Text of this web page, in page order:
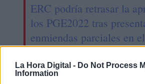
La Hora Digital - Do Not Process
Information
ERC podría retrasar la
los PGE2022 tras
enmiendas parciales en